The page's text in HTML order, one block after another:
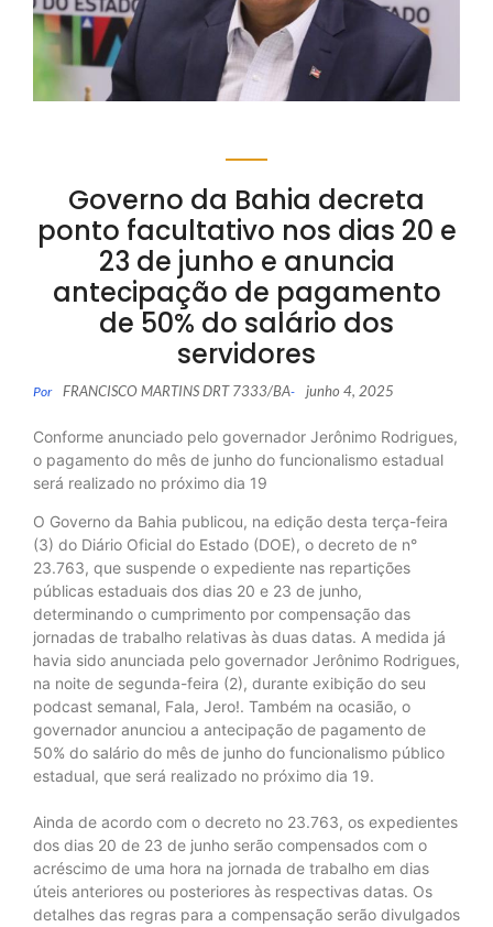
Governo da Bahia decreta
ponto facultativo nos dias 20 e
23 de junho e anuncia
antecipação de pagamento
de 50% do salário dos
servidores
Por FRANCISCO MARTINS DRT 7333/BA- junho 4, 2025
Conforme anunciado pelo governador Jerônimo Rodrigues,
o pagamento do mês de junho do funcionalismo estadual
será realizado no próximo dia 19
O Governo da Bahia publicou, na edição desta terça-feira
(3) do Diário Oficial do Estado (DOE), o decreto de n°
23.763, que suspende o expediente nas repartições
públicas estaduais dos dias 20 e 23 de junho,
determinando o cumprimento por compensação das
jornadas de trabalho relativas às duas datas. A medida já
havia sido anunciada pelo governador Jerônimo Rodrigues,
na noite de segunda-feira (2), durante exibição do seu
podcast semanal, Fala, Jero!. Também na ocasião, o
governador anunciou a antecipação de pagamento de
50% do salário do mês de junho do funcionalismo público
estadual, que será realizado no próximo dia 19.
Ainda de acordo com o decreto no 23.763, os expedientes
dos dias 20 de 23 de junho serão compensados com o
acréscimo de uma hora na jornada de trabalho em dias
úteis anteriores ou posteriores às respectivas datas. Os
detalhes das regras para a compensação serão divulgados